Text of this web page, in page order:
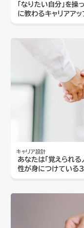
「なりたい自分」を操
に教わるキャリアア
キャリア設計
あなたは「覚えられ
性が身につけている